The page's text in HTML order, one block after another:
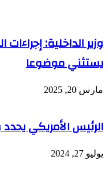
وزير الداخلية:
يستثني موضوعا
مارس 20, 2025
الرئيس الأمريكي
يوليو 27, 2024